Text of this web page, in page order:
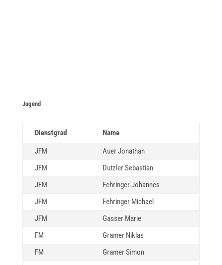
Jugend
Dienstgrad Name
JFM
Auer Jonathan
JFM
Dutzler Sebastian
JFM
Fehringer Johannes
JFM
Fehringer Michael
JFM
Gasser Marie
FM
Gramer Niklas
FM
Gramer Simon